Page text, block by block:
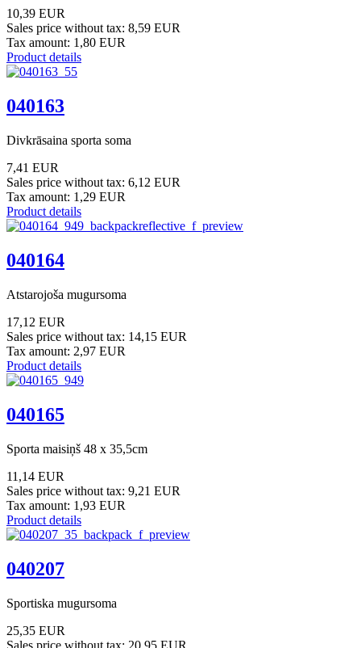
10,39 EUR
Sales price without tax: 8,59 EUR
Tax amount: 1,80 EUR
Product details
040163
Divkrāsaina sporta soma
7,41 EUR
Sales price without tax: 6,12 EUR
Tax amount: 1,29 EUR
Product details
040164
Atstarojoša mugursoma
17,12 EUR
Sales price without tax: 14,15 EUR
Tax amount: 2,97 EUR
Product details
040165
Sporta maisiņš 48 x 35,5cm
11,14 EUR
Sales price without tax: 9,21 EUR
Tax amount: 1,93 EUR
Product details
040207
Sportiska mugursoma
25,35 EUR
Sales price without tax: 20,95 EUR